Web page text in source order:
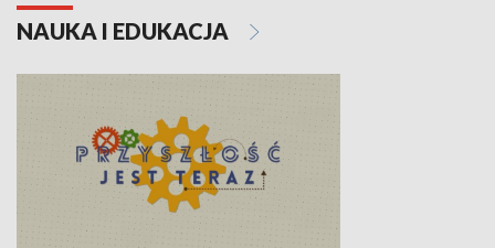
NAUKA I EDUKACJA